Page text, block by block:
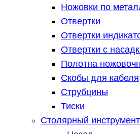
Ножовки по
Отвертки
Отвертки
Отвертки с
Полотна
Скобы для
Струбцины
Тиски
Столярный инструмент